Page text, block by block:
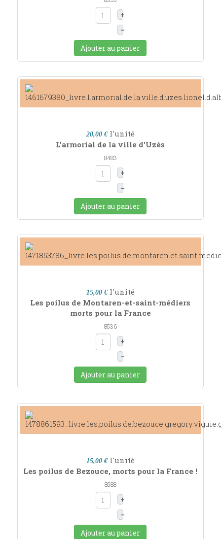
+
–
Ajouter au panier
20,00 € l'unité
L'armorial de la ville d'Uzès
8483
+
–
Ajouter au panier
15,00 € l'unité
Les poilus de Montaren-et-saint-médiers
morts pour la France
8536
+
–
Ajouter au panier
15,00 € l'unité
Les poilus de Bezouce, morts pour la France !
8588
+
–
Ajouter au panier